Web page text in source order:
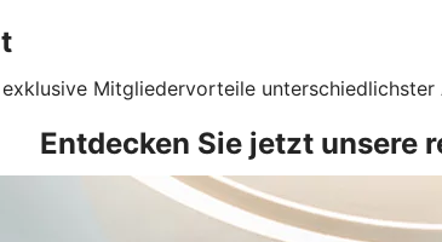
Mitgliedervorteile unterschiedlichster
Entdecken Sie jetzt unsere